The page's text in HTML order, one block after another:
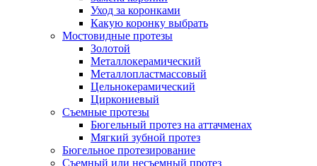
Уход за коронками
Какую коронку выбрать
Мостовидные протезы
Золотой
Металлокерамический
Металлопластмассовый
Цельнокерамический
Циркониевый
Съемные протезы
Бюгельный протез на аттачменах
Мягкий зубной протез
Бюгельное протезирование
Съемный или несъемный протез